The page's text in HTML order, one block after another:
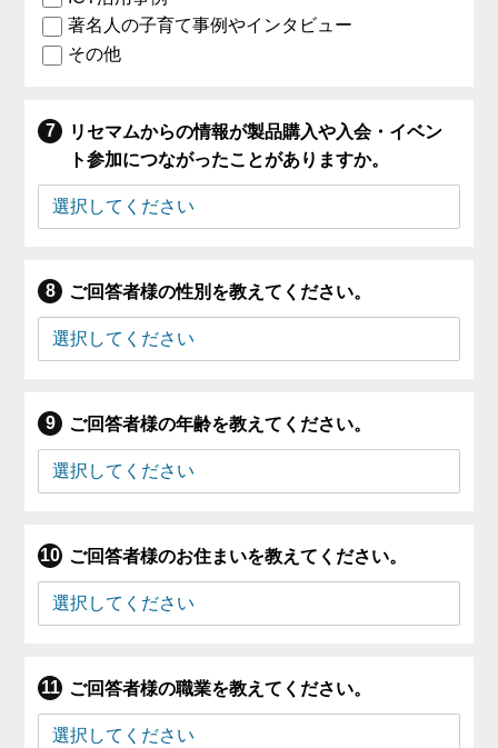
著名人の子育て事例やインタビュー
その他
リセマムからの情報が製品購入や入会・イベン
ト参加につながったことがありますか。
ご回答者様の性別を教えてください。
ご回答者様の年齢を教えてください。
ご回答者様のお住まいを教えてください。
ご回答者様の職業を教えてください。